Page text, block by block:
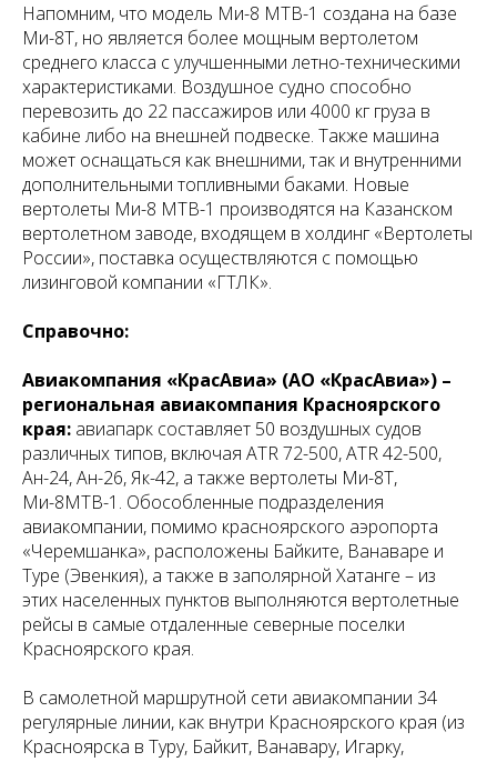
Напомним, что модель Ми-8 МТВ-1 создана на базе
Ми-8Т, но является более мощным вертолетом
среднего класса с улучшенными летно-техническими
характеристиками. Воздушное судно способно
перевозить до 22 пассажиров или 4000 кг груза в
кабине либо на внешней подвеске. Также машина
может оснащаться как внешними, так и внутренними
дополнительными топливными баками. Новые
вертолеты Ми-8 МТВ-1 производятся на Казанском
вертолетном заводе, входящем в холдинг «Вертолеты
России», поставка осуществляются с помощью
лизинговой компании «ГТЛК».
Справочно:
Авиакомпания «КрасАвиа» (АО «КрасАвиа») –
региональная авиакомпания Красноярского
края: авиапарк составляет 50 воздушных судов
различных типов, включая ATR 72-500, ATR 42-500,
Ан-24, Ан-26, Як-42, а также вертолеты Ми-8Т,
Ми-8МТВ-1. Обособленные подразделения
авиакомпании, помимо красноярского аэропорта
«Черемшанка», расположены Байките, Ванаваре и
Туре (Эвенкия), а также в заполярной Хатанге – из
этих населенных пунктов выполняются вертолетные
рейсы в самые отдаленные северные поселки
Красноярского края.
В самолетной маршрутной сети авиакомпании 34
регулярные линии, как внутри Красноярского края (из
Красноярска в Туру, Байкит, Ванавару, Игарку,